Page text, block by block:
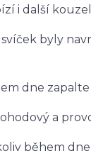
i další
byly
dne
a
během